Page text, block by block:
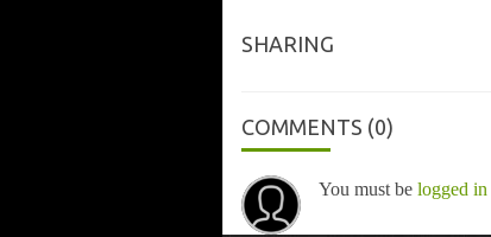
SHARING
COMMENTS (0)
You must be logged in